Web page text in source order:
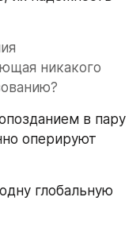
никакого
в пару
оперируют
глобальную